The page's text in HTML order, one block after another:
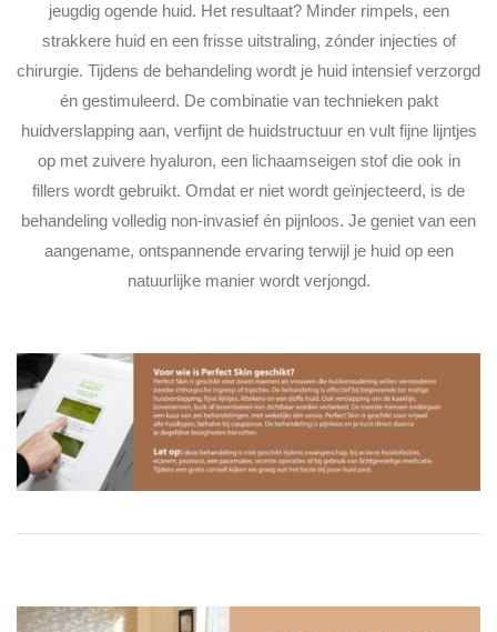
jeugdig ogende huid. Het resultaat? Minder rimpels, een
strakkere huid en een frisse uitstraling, zónder injecties of
chirurgie. Tijdens de behandeling wordt je huid intensief verzorgd
én gestimuleerd. De combinatie van technieken pakt
huidverslapping aan, verfijnt de huidstructuur en vult fijne lijntjes
op met zuivere hyaluron, een lichaamseigen stof die ook in
fillers wordt gebruikt. Omdat er niet wordt geïnjecteerd, is de
behandeling volledig non-invasief én pijnloos. Je geniet van een
aangename, ontspannende ervaring terwijl je huid op een
natuurlijke manier wordt verjongd.